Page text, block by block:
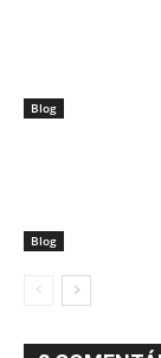
Blog
Blog